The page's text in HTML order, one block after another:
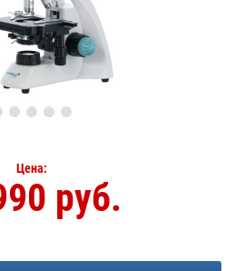
Цена:
руб.